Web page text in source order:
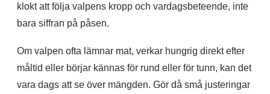
klokt att följa valpens kropp och vardagsbeteende, inte
bara siffran på påsen.
Om valpen ofta lämnar mat, verkar hungrig direkt efter
måltid eller börjar kännas för rund eller för tunn, kan det
vara dags att se över mängden. Gör då små justeringar